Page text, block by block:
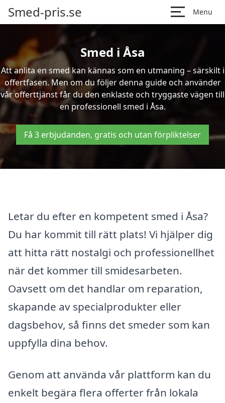
Smed-pris.se Menu
Smed i Åsa
Att anlita en smed kan kännas som en utmaning – särskilt i
offertfasen. Men om du följer denna guide och använder
vår offerttjänst får du den enklaste och tryggaste vägen till
en professionell smed i Åsa.
Få 3 erbjudanden, gratis och utan förpliktelser
Letar du efter en kompetent smed i Åsa?
Du har kommit till rätt plats! Vi hjälper dig
att hitta rätt nostalgi och professionellhet
när det kommer till smidesarbeten.
Oavsett om det handlar om reparation,
skapande av specialprodukter eller
dagsbehov, så finns det smeder som kan
uppfylla dina behov.
Genom att använda vår plattform kan du
enkelt begära flera offerter från lokala